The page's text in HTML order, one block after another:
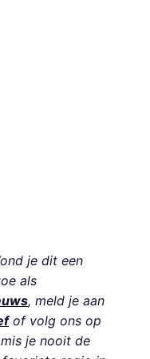
je dit een
als
, meld je aan
of volg ons op
je nooit de